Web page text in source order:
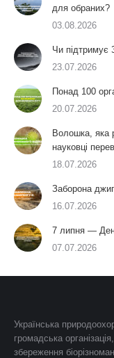
для обраних?
03.08.2026
Чи підтримує
23.07.2026
Понад 100
20.07.2026
Волошка, яка
науковці
18.07.2026
Заборона
16.07.2026
7 липня —
07.07.2026
Українська
громадська
збереження